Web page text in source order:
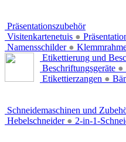
Präsentationszubehör
Visitenkartenetuis ●
Namensschilder ●
Etikettierung und
Beschriftungsgeräte ●
Etikettierzangen ●
Schneidemaschinen und
Hebelschneider ● 2-in-1-